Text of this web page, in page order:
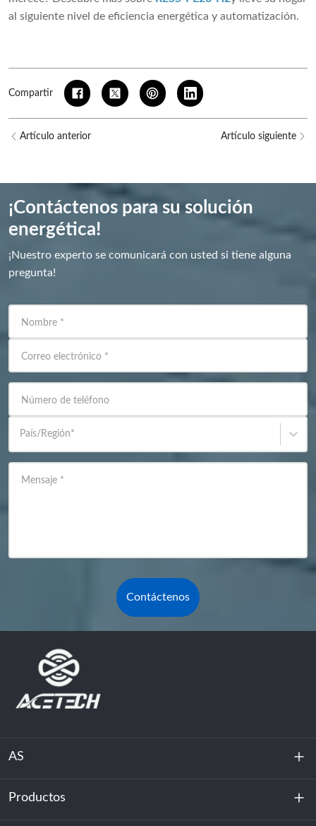
al siguiente nivel de eficiencia energética y automatización.
Compartir
Artículo anterior Artículo siguiente
¡Contáctenos para su solución
energética!
¡Nuestro experto se comunicará con usted si tiene alguna
pregunta!
Nombre *
Correo electrónico *
Número de teléfono
País/Región*
Mensaje *
Contáctenos
AS
Sobre nosotros
Productos